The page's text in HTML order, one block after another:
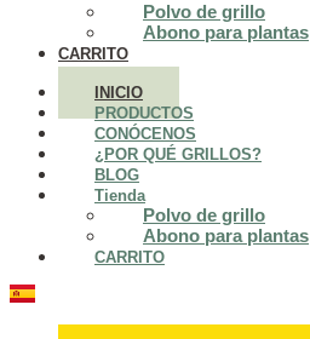
Polvo de grillo
Abono para plantas
CARRITO
INICIO
PRODUCTOS
CONÓCENOS
¿POR QUÉ GRILLOS?
BLOG
Tienda
Polvo de grillo
Abono para plantas
CARRITO